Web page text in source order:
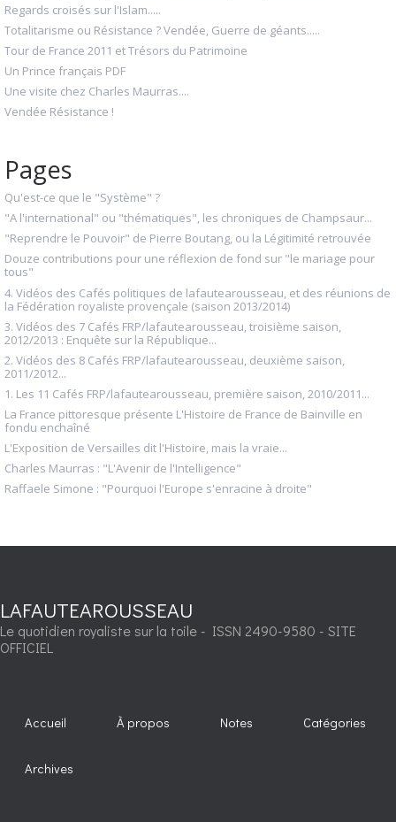
Regards croisés sur l'Islam.....
Totalitarisme ou Résistance ? Vendée, Guerre de géants.....
Tour de France 2011 et Trésors du Patrimoine
Un Prince français PDF
Une visite chez Charles Maurras....
Vendée Résistance !
Pages
Qu'est-ce que le "Système" ?
"A l'international" ou "thématiques", les chroniques de Champsaur...
"Reprendre le Pouvoir" de Pierre Boutang, ou la Légitimité retrouvée
Douze contributions pour une réflexion de fond sur "le mariage pour
tous"
4. Vidéos des Cafés politiques de lafautearousseau, et des réunions de
la Fédération royaliste provençale (saison 2013/2014)
3. Vidéos des 7 Cafés FRP/lafautearousseau, troisième saison,
2012/2013 : Enquête sur la République...
2. Vidéos des 8 Cafés FRP/lafautearousseau, deuxième saison,
2011/2012...
1. Les 11 Cafés FRP/lafautearousseau, première saison, 2010/2011...
La France pittoresque présente L'Histoire de France de Bainville en
fondu enchaîné
L'Exposition de Versailles dit l'Histoire, mais la vraie...
Charles Maurras : "L'Avenir de l'Intelligence"
Raffaele Simone : "Pourquoi l'Europe s'enracine à droite"
LAFAUTEAROUSSEAU
Le quotidien royaliste sur la toile - ISSN 2490-9580 - SITE
OFFICIEL
Accueil À propos Notes Catégories
Archives